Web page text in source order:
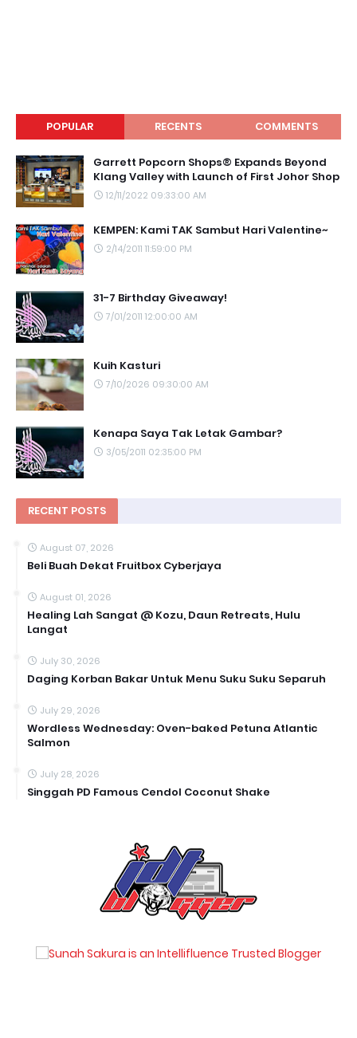
POPULAR RECENTS COMMENTS
Garrett Popcorn Shops® Expands Beyond
Klang Valley with Launch of First Johor Shop
12/11/2022 09:33:00 AM
KEMPEN: Kami TAK Sambut Hari Valentine~
2/14/2011 11:59:00 PM
31-7 Birthday Giveaway!
7/01/2011 12:00:00 AM
Kuih Kasturi
7/10/2026 09:30:00 AM
Kenapa Saya Tak Letak Gambar?
3/05/2011 02:35:00 PM
RECENT POSTS
August 07, 2026
Beli Buah Dekat Fruitbox Cyberjaya
August 01, 2026
Healing Lah Sangat @ Kozu, Daun Retreats, Hulu
Langat
July 30, 2026
Daging Korban Bakar Untuk Menu Suku Suku Separuh
July 29, 2026
Wordless Wednesday: Oven-baked Petuna Atlantic
Salmon
July 28, 2026
Singgah PD Famous Cendol Coconut Shake